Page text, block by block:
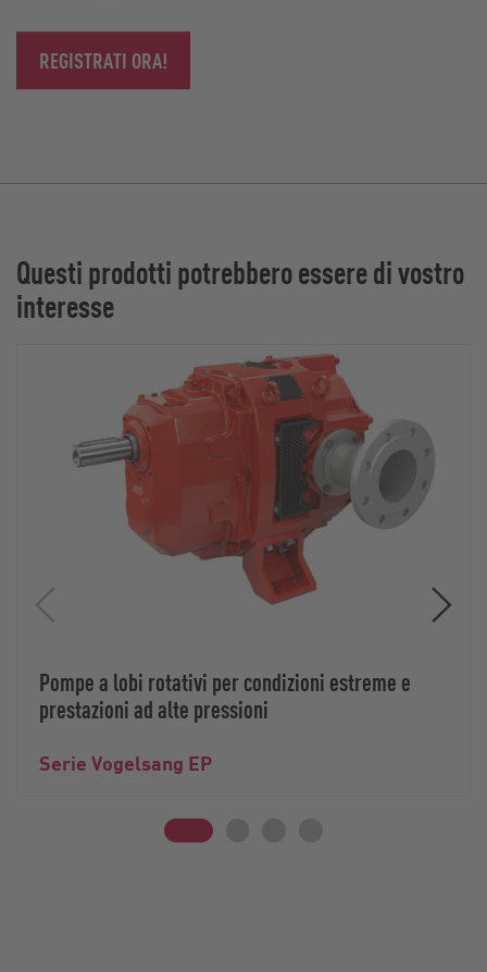
REGISTRATI ORA!
Questi prodotti potrebbero essere di vostro
interesse
Pompe a lobi rotativi per condizioni estreme e
prestazioni ad alte pressioni
Serie Vogelsang EP